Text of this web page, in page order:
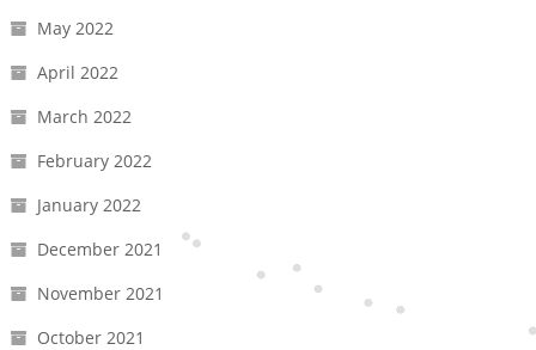
May 2022
April 2022
March 2022
February 2022
January 2022
December 2021
November 2021
October 2021